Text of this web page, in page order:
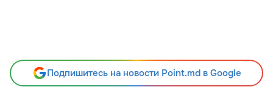
Подпишитесь на новости Point.md в Google